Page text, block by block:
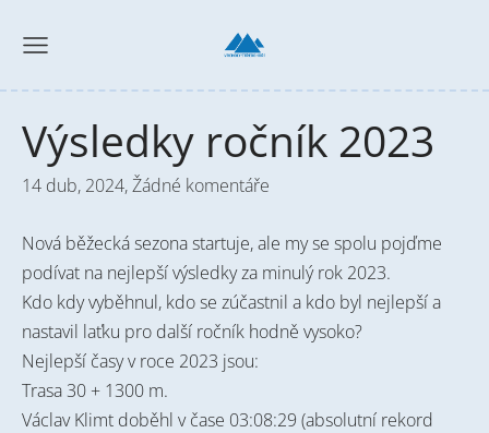
Výsledky ročník 2023
14 dub, 2024,Žádné komentáře
Nová běžecká sezona startuje, ale my se spolu pojďme
podívat na nejlepší výsledky za minulý rok 2023.
Kdo kdy vyběhnul, kdo se zúčastnil a kdo byl nejlepší a
nastavil laťku pro další ročník hodně vysoko?
Nejlepší časy v roce 2023 jsou:
Trasa 30 + 1300 m.
Václav Klimt doběhl v čase 03:08:29 (absolutní rekord